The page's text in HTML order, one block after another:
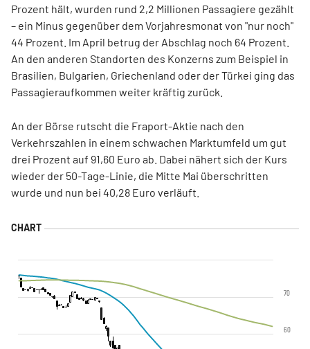
Prozent hält, wurden rund 2,2 Millionen Passagiere gezählt
– ein Minus gegenüber dem Vorjahresmonat von "nur noch"
44 Prozent. Im April betrug der Abschlag noch 64 Prozent.
An den anderen Standorten des Konzerns zum Beispiel in
Brasilien, Bulgarien, Griechenland oder der Türkei ging das
Passagieraufkommen weiter kräftig zurück.
An der Börse rutscht die Fraport-Aktie nach den
Verkehrszahlen in einem schwachen Marktumfeld um gut
drei Prozent auf 91,60 Euro ab. Dabei nähert sich der Kurs
wieder der 50-Tage-Linie, die Mitte Mai überschritten
wurde und nun bei 40,28 Euro verläuft.
60
70